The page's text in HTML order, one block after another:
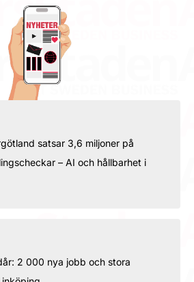
satsar 3,6 miljoner på
– AI och hållbarhet i
2 000 nya jobb och stora